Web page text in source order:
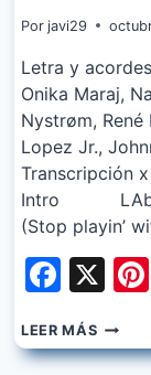
Por javi29
Letra y
Onika Maraj,
Nystrøm, René
Lopez Jr.,
Transcripción
Intro LAb
(Stop playin’
X
LEER MÁSNICKI
MINAJ
&